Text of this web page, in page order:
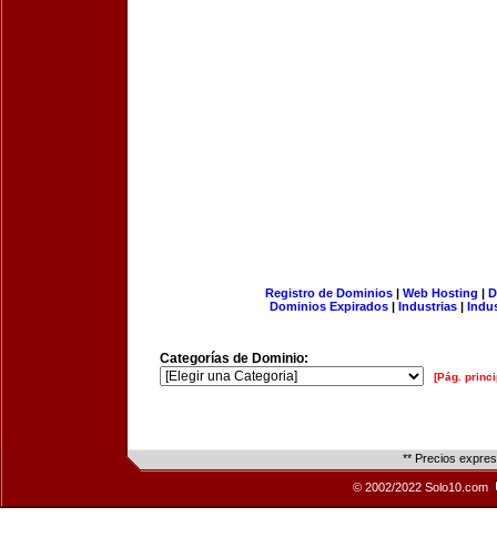
Registro de Dominios| Web Hosting |
Dominios Expirados | Industrias |
Categorías de Dominio:
[Pág.
** Precios
© 2002/2022 Solo10.com